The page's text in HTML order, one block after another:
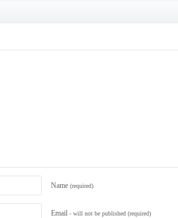
Name (required)
Email - will not be published (required)